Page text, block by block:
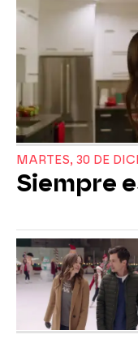
MARTES, 30 DE
Siempre